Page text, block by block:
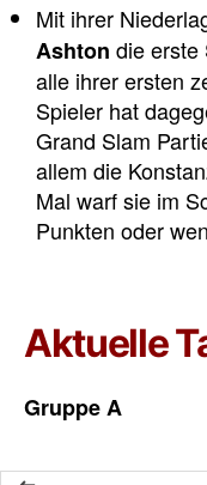
Mit ihrer
Ashton die erste
alle ihrer ersten
Spieler hat
Grand Slam
allem die
Mal warf sie im
Punkten oder
Aktuelle
Gruppe A